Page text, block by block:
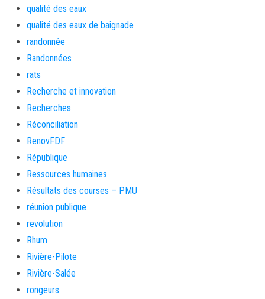
qualité des eaux
qualité des eaux de baignade
randonnée
Randonnées
rats
Recherche et innovation
Recherches
Réconciliation
RenovFDF
République
Ressources humaines
Résultats des courses – PMU
réunion publique
revolution
Rhum
Rivière-Pilote
Rivière-Salée
rongeurs